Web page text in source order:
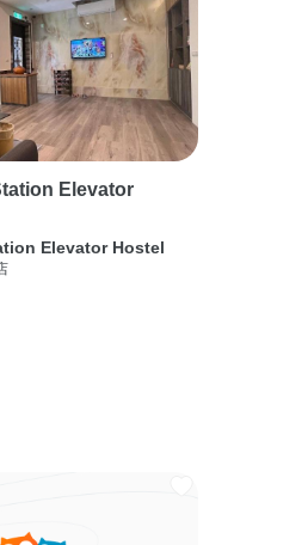
Elevator
Elevator Hostel